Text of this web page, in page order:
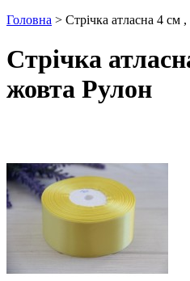
Головна > Стрічка атласна 4 см
Стрічка
жовта Рулон